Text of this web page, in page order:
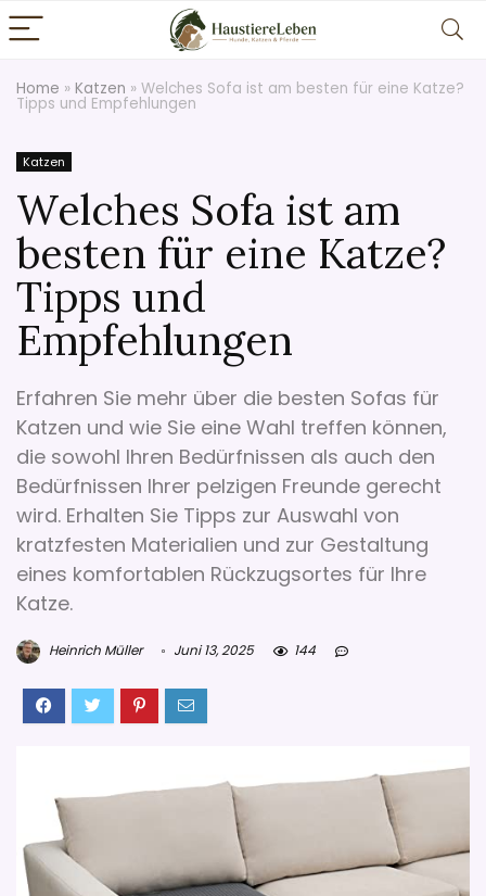
Home » Katzen » Welches Sofa ist am besten für eine Katze?
Tipps und Empfehlungen
Katzen
Welches Sofa ist am
besten für eine Katze?
Tipps und
Empfehlungen
Erfahren Sie mehr über die besten Sofas für
Katzen und wie Sie eine Wahl treffen können,
die sowohl Ihren Bedürfnissen als auch den
Bedürfnissen Ihrer pelzigen Freunde gerecht
wird. Erhalten Sie Tipps zur Auswahl von
kratzfesten Materialien und zur Gestaltung
eines komfortablen Rückzugsortes für Ihre
Katze.
Heinrich Müller Juni 13, 2025 144